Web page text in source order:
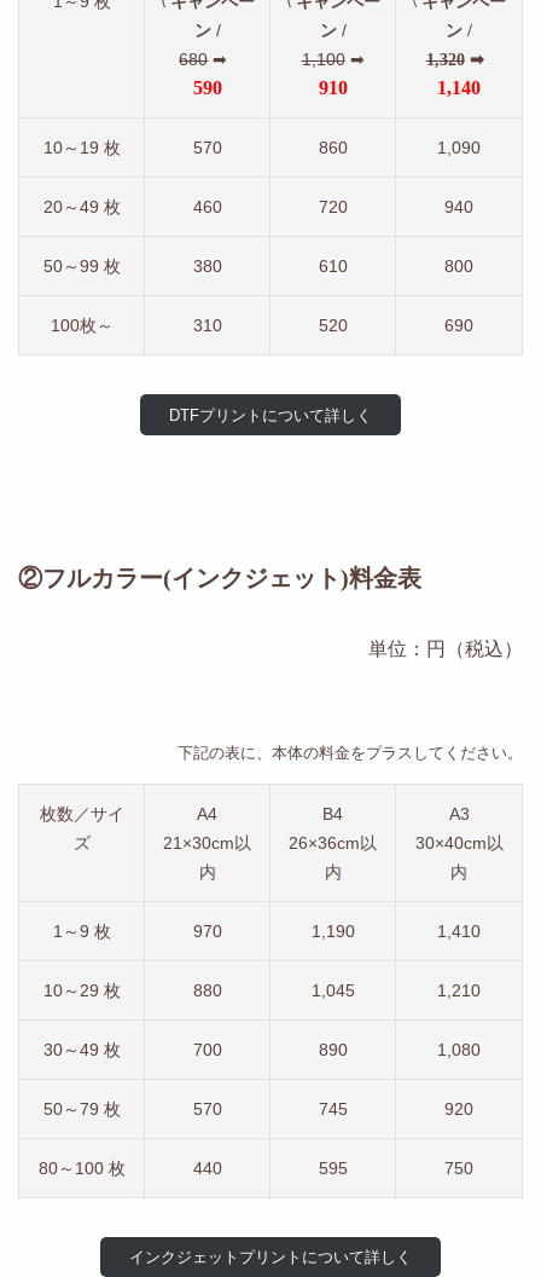
ン/
680➡
590
ン/
1,100➡
910
ン /
1,320➡
1,140
10～19 枚 570 860 1,090
20～49 枚 460 720 940
50～99 枚 380 610 800
100枚～ 310 520 690
DTFプリントについて詳しく
②フルカラー(インクジェット)料金表
単位：円（税込）
下記の表に、本体の料金をプラスしてください。
枚数／サイ
ズ
A4
21×30cm以
内
B4
26×36cm以
内
A3
30×40cm以
内
1～9 枚 970 1,190 1,410
10～29 枚 880 1,045 1,210
30～49 枚 700 890 1,080
50～79 枚 570 745 920
80～100 枚 440 595 750
インクジェットプリントについて詳しく